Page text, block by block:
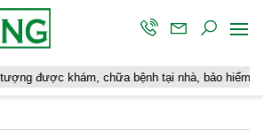
chữa bệnh tại nhà, bảo hiểm y tế chi trả